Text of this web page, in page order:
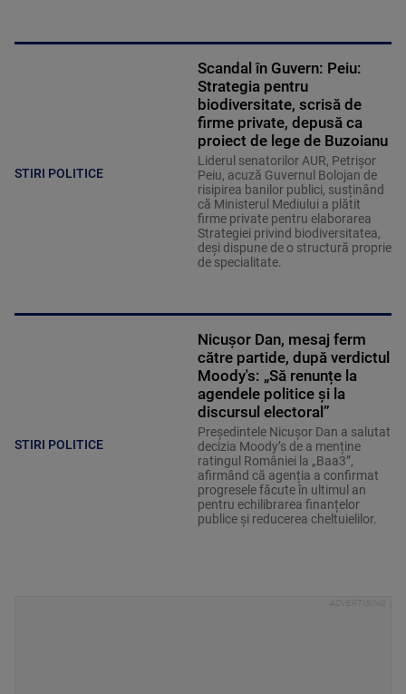
STIRI POLITICE
Scandal în Guvern: Peiu:
Strategia pentru
biodiversitate, scrisă de
firme private, depusă ca
proiect de lege de Buzoianu
Liderul senatorilor AUR, Petrișor
Peiu, acuză Guvernul Bolojan de
risipirea banilor publici, susținând
că Ministerul Mediului a plătit
firme private pentru elaborarea
Strategiei privind biodiversitatea,
deși dispune de o structură proprie
de specialitate.
STIRI POLITICE
Nicușor Dan, mesaj ferm
către partide, după verdictul
Moody's: „Să renunțe la
agendele politice şi la
discursul electoral”
Președintele Nicușor Dan a salutat
decizia Moody’s de a menține
ratingul României la „Baa3”,
afirmând că agenția a confirmat
progresele făcute în ultimul an
pentru echilibrarea finanțelor
publice și reducerea cheltuielilor.